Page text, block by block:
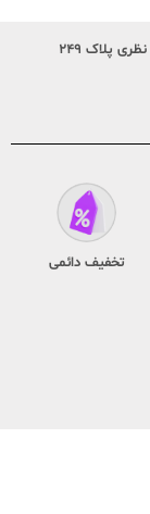
تخفیف دائمی